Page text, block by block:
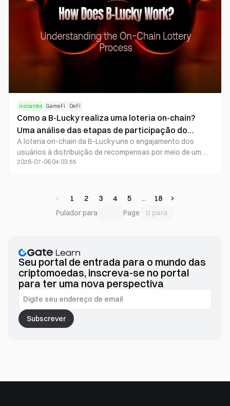
iniciantes GameFi DeFi
Como a B-Lucky realiza uma loteria on-chain?
Uma análise das etapas de participação do
usuário.
A loteria on-chain da B-Lucky une o engajamento dos
usuários à distribuição de recompensas por meio de um
mecanismo de sorteio, um pool de Jackpot e o sistema de
2026-07-06 04:03:55
1 2 3 4 5
18
Pulador para
Page Ir para
Seu portal de entrada para o mundo das
criptomoedas, inscreva-se no portal
para ter uma nova perspectiva
Subscrever